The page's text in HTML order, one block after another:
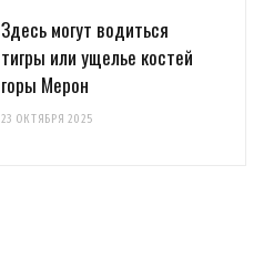
Здесь могут водиться
тигры или ущелье костей
горы Мерон
23 ОКТЯБРЯ 2025